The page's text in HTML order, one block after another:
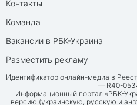
Контакты
Команда
Вакансии в РБК-Украина
Разместить рекламу
Идентификатор онлайн-медиа в
— R40-
Информационный портал «РБК-
версию (украинскую, русскую и